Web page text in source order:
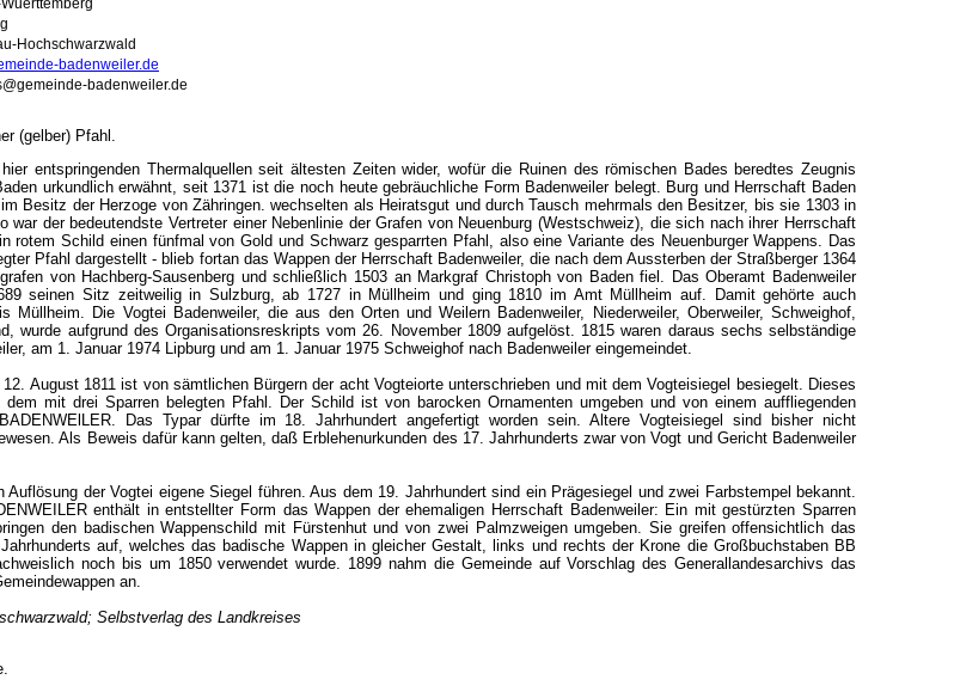
Hochschwarzwald
badenweiler.de
badenweiler.de
(gelber) Pfahl.
entspringenden Thermalquellen seit ältesten Zeiten wider, wofür die Ruinen des römischen Bades beredtes Zeugnis
urkundlich erwähnt, seit 1371 ist die noch heute gebräuchliche Form Badenweiler belegt. Burg und Herrschaft Baden
Besitz der Herzoge von Zähringen. wechselten als Heiratsgut und durch Tausch mehrmals den Besitzer, bis sie 1303 in
der bedeutendste Vertreter einer Nebenlinie der Grafen von Neuenburg (Westschweiz), die sich nach ihrer Herrschaft
rotem Schild einen fünfmal von Gold und Schwarz gesparrten Pfahl, also eine Variante des Neuenburger Wappens. Das
Pfahl dargestellt - blieb fortan das Wappen der Herrschaft Badenweiler, die nach dem Aussterben der Straßberger 1364
von Hachberg-Sausenberg und schließlich 1503 an Markgraf Christoph von Baden fiel. Das Oberamt Badenweiler
seinen Sitz zeitweilig in Sulzburg, ab 1727 in Müllheim und ging 1810 im Amt Müllheim auf. Damit gehörte auch
Müllheim. Die Vogtei Badenweiler, die aus den Orten und Weilern Badenweiler, Niederweiler, Oberweiler, Schweighof,
wurde aufgrund des Organisationsreskripts vom 26. November 1809 aufgelöst. 1815 waren daraus sechs selbständige
am 1. Januar 1974 Lipburg und am 1. Januar 1975 Schweighof nach Badenweiler eingemeindet.
August 1811 ist von sämtlichen Bürgern der acht Vogteiorte unterschrieben und mit dem Vogteisiegel besiegelt. Dieses
mit drei Sparren belegten Pfahl. Der Schild ist von barocken Ornamenten umgeben und von einem auffliegenden
Das Typar dürfte im 18. Jahrhundert angefertigt worden sein. Altere Vogteisiegel sind bisher nicht
Als Beweis dafür kann gelten, daß Erblehenurkunden des 17. Jahrhunderts zwar von Vogt und Gericht Badenweiler
der Vogtei eigene Siegel führen. Aus dem 19. Jahrhundert sind ein Prägesiegel und zwei Farbstempel bekannt.
enthält in entstellter Form das Wappen der ehemaligen Herrschaft Badenweiler: Ein mit gestürzten Sparren
den badischen Wappenschild mit Fürstenhut und von zwei Palmzweigen umgeben. Sie greifen offensichtlich das
auf, welches das badische Wappen in gleicher Gestalt, links und rechts der Krone die Großbuchstaben BB
noch bis um 1850 verwendet wurde. 1899 nahm die Gemeinde auf Vorschlag des Generallandesarchivs das
an.
Selbstverlag des Landkreises